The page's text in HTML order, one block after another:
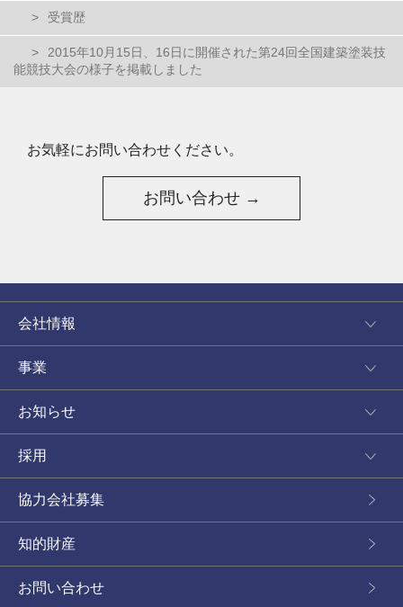
受賞歴
2015年10月15日、16日に開催された第24回全国建築塗装技
能競技大会の様子を掲載しました
お気軽にお問い合わせください。
お問い合わせ →
会社情報
事業
お知らせ
採用
協力会社募集
知的財産
お問い合わせ